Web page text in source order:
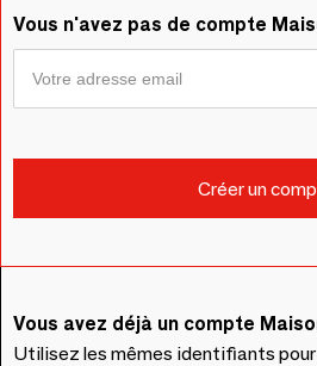
Vous n'avez pas de compte
Vous avez déjà un compte
Utilisez les mêmes identifiants